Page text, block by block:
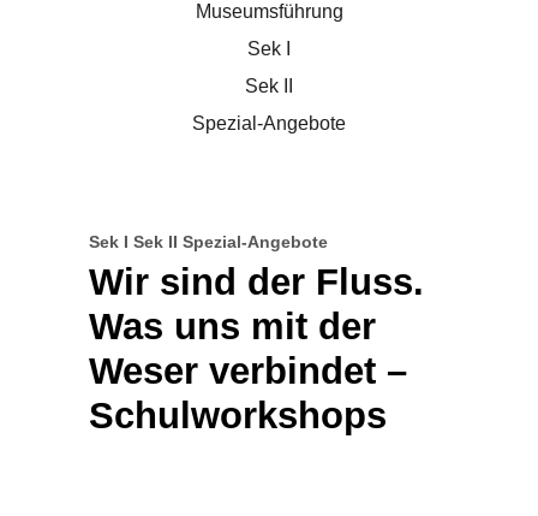
Museumsführung
Sek I
Sek II
Spezial-Angebote
Sek I Sek II Spezial-Angebote
Wir sind der Fluss.
Was uns mit der
Weser verbindet –
Schulworkshops